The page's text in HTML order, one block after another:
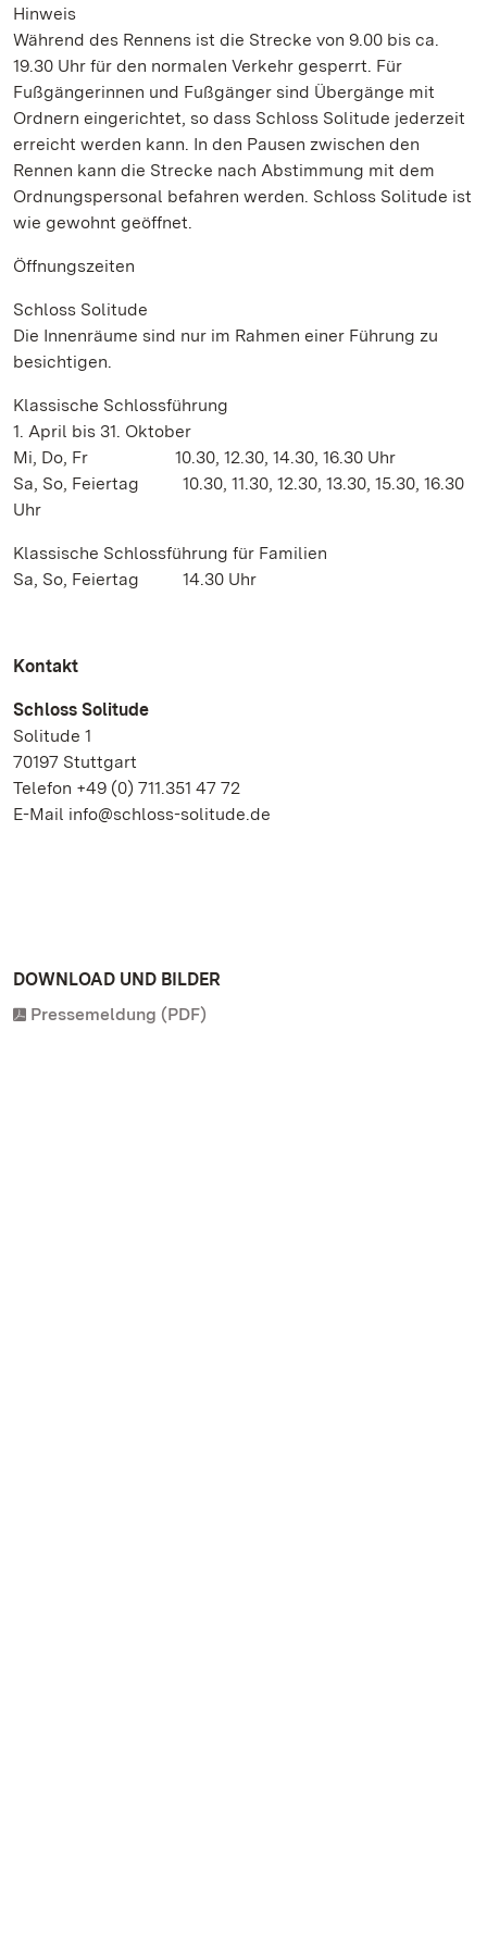
Hinweis
Während des Rennens ist die Strecke von 9.00 bis ca.
19.30 Uhr für den normalen Verkehr gesperrt. Für
Fußgängerinnen und Fußgänger sind Übergänge mit
Ordnern eingerichtet, so dass Schloss Solitude jederzeit
erreicht werden kann. In den Pausen zwischen den
Rennen kann die Strecke nach Abstimmung mit dem
Ordnungspersonal befahren werden. Schloss Solitude ist
wie gewohnt geöffnet.
Öffnungszeiten
Schloss Solitude
Die Innenräume sind nur im Rahmen einer Führung zu
besichtigen.
Klassische Schlossführung
1. April bis 31. Oktober
Mi, Do, Fr 10.30, 12.30, 14.30, 16.30 Uhr
Sa, So, Feiertag 10.30, 11.30, 12.30, 13.30, 15.30, 16.30
Uhr
Klassische Schlossführung für Familien
Sa, So, Feiertag 14.30 Uhr
Kontakt
Schloss Solitude
Solitude 1
70197 Stuttgart
Telefon +49 (0) 711.351 47 72
E-Mail info@schloss-solitude.de
DOWNLOAD UND BILDER
Pressemeldung (PDF)